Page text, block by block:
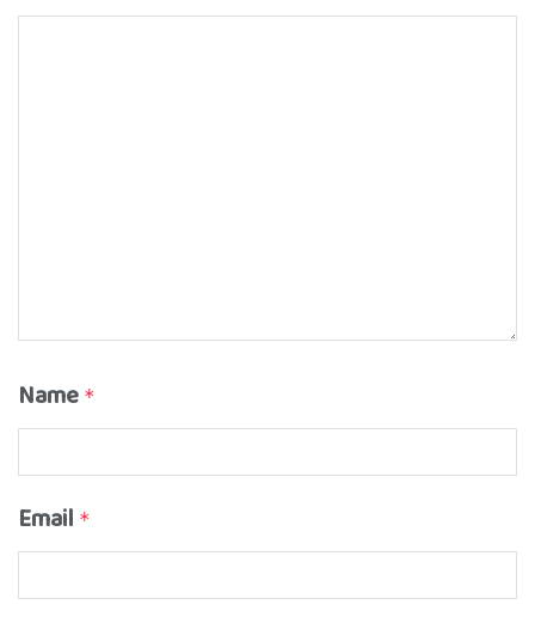
Name *
Email *